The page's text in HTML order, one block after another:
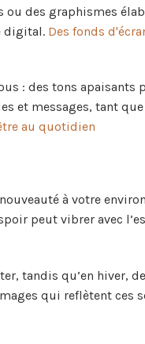
des graphismes
digital. Des fonds
: des tons apaisants
et messages, tant
au quotidien
à votre
peut vibrer avec
tandis qu’en hiver,
qui reflètent ces